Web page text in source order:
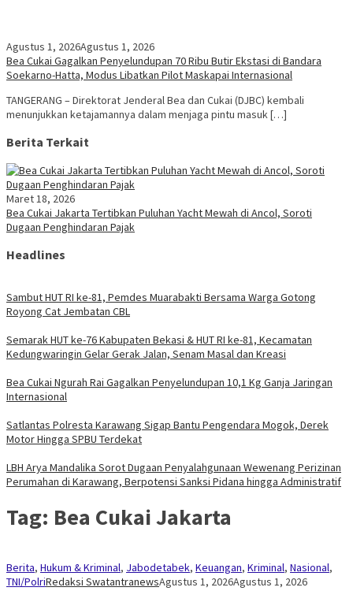
Agustus 1, 2026Agustus 1, 2026
Bea Cukai Gagalkan Penyelundupan 70 Ribu Butir Ekstasi di Bandara
Soekarno-Hatta, Modus Libatkan Pilot Maskapai Internasional
TANGERANG – Direktorat Jenderal Bea dan Cukai (DJBC) kembali
menunjukkan ketajamannya dalam menjaga pintu masuk […]
Berita Terkait
Maret 18, 2026
Bea Cukai Jakarta Tertibkan Puluhan Yacht Mewah di Ancol, Soroti
Dugaan Penghindaran Pajak
Headlines
Sambut HUT RI ke-81, Pemdes Muarabakti Bersama Warga Gotong
Royong Cat Jembatan CBL
Semarak HUT ke-76 Kabupaten Bekasi & HUT RI ke-81, Kecamatan
Kedungwaringin Gelar Gerak Jalan, Senam Masal dan Kreasi
Bea Cukai Ngurah Rai Gagalkan Penyelundupan 10,1 Kg Ganja Jaringan
Internasional
Satlantas Polresta Karawang Sigap Bantu Pengendara Mogok, Derek
Motor Hingga SPBU Terdekat
LBH Arya Mandalika Sorot Dugaan Penyalahgunaan Wewenang Perizinan
Perumahan di Karawang, Berpotensi Sanksi Pidana hingga Administratif
Tag: Bea Cukai Jakarta
Berita, Hukum & Kriminal, Jabodetabek, Keuangan, Kriminal, Nasional,
TNI/PolriRedaksi SwatantranewsAgustus 1, 2026Agustus 1, 2026